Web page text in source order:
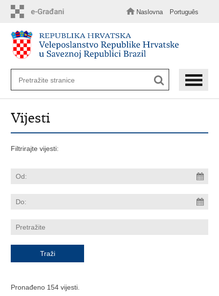
sadržaj
Naslovna Português
Vijesti
Filtrirajte vijesti:
Pronađeno 154 vijesti.